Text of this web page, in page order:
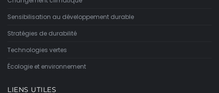
Sensibilisation au développement durable
Stratégies de durabilité
Technologies vertes
Écologie et environnement
LIENS UTILES